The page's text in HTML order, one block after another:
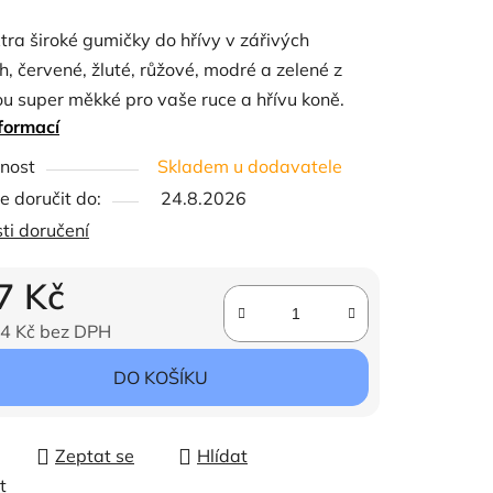
široké gumičky do hřívy v zářivých
červené, žluté, růžové, modré a zelené z
super měkké pro vaše ruce a hřívu koně.
pletacích pásů a jejich udržování v čistotě
Ideální na cestování a soutěže.
odolné proti roztržení a super elastické
koňské hřívě
ø 15 mm
Skladem u dodavatele
doručit do:
24.8.2026
doručení
Kč
Kč bez DPH
DO KOŠÍKU
Zeptat se
Hlídat